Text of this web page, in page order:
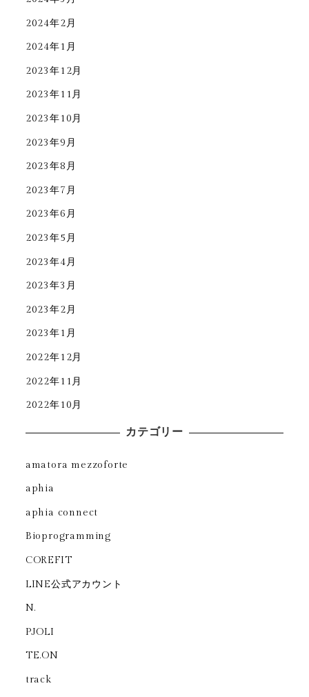
2024年2月
2024年1月
2023年12月
2023年11月
2023年10月
2023年9月
2023年8月
2023年7月
2023年6月
2023年5月
2023年4月
2023年3月
2023年2月
2023年1月
2022年12月
2022年11月
2022年10月
カテゴリー
amatora mezzoforte
aphia
aphia connect
Bioprogramming
COREFIT
LINE公式アカウント
N.
PJOLI
TE.ON
track